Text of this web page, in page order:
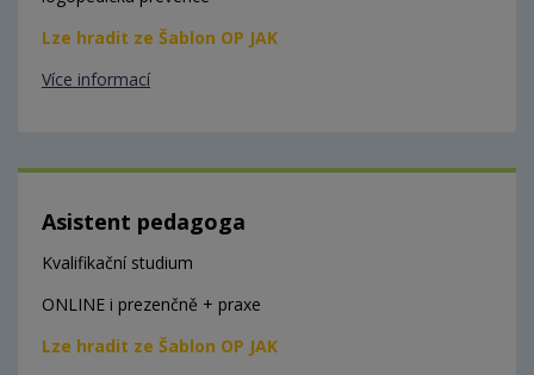
Lze hradit ze Šablon OP JAK
Více informací
Asistent pedagoga
Kvalifikační studium
ONLINE i prezenčně + praxe
Lze hradit ze Šablon OP JAK